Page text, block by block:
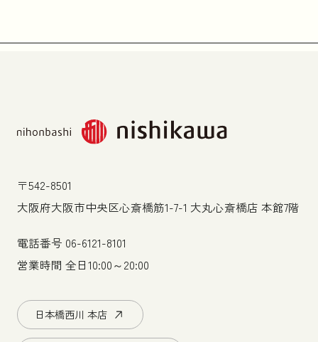
〒542-8501
大阪府大阪市中央区心斎橋筋1-7-1 大丸心斎橋店 本館7階
電話番号 06-6121-8101
営業時間 全日10:00～20:00
日本橋西川 本店